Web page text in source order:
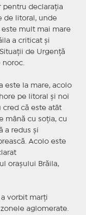
pentru declaraţia
de litoral, unde
este mult mai mare
a criticat şi
de Urgenţă
este la mare, acolo
pe litoral şi noi
cred că este atât
mână cu soţia, cu
a redus şi
Acolo este
oraşului Brăila,
vorbit marţi
aglomerate.